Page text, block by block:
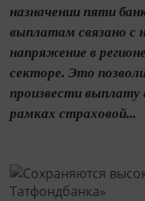
назначении пяти
выплатам связано с
напряжение в
секторе. Это
произвести выплату
рамках страховой...